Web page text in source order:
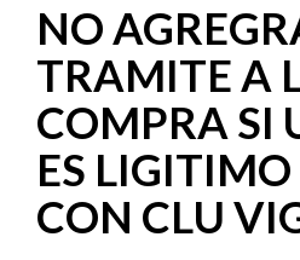
NO
TRAMITE A
COMPRA SI
ES
CON CLU